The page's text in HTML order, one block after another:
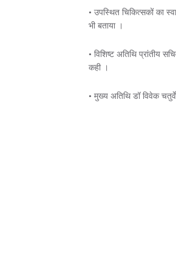
• उपस्थित चिकित्सकों का
भी बताया ।
• विशिष्ट अतिथि प्रांतीय
कही ।
• मुख्य अतिथि डॉ विवेक